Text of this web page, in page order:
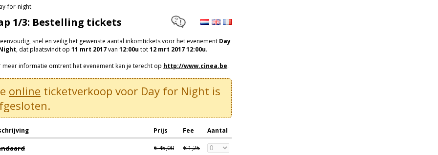
1/3: Bestelling tickets
snel en veilig het gewenste aantal inkomtickets voor het evenement Day
, dat plaatsvindt op 11 mrt 2017van 12:00u tot12 mrt 2017 12:00u.
meer informatie omtrent het evenement kan je terecht op http://www.cinea.be.
online ticketverkoop voor Day for Night is
Prijs Fee Aantal
€ 45,00 € 1,25